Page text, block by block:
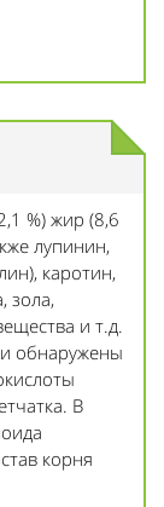
%) жир (8,6
лупинин,
каротин,
зола,
и т.д.
обнаружены
В
корня